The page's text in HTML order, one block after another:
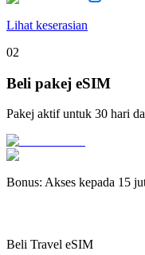
Lihat keserasian
02
Beli pakej eSIM
Pakej aktif untuk 30 hari
Bonus: Akses kepada 15
Beli Travel eSIM